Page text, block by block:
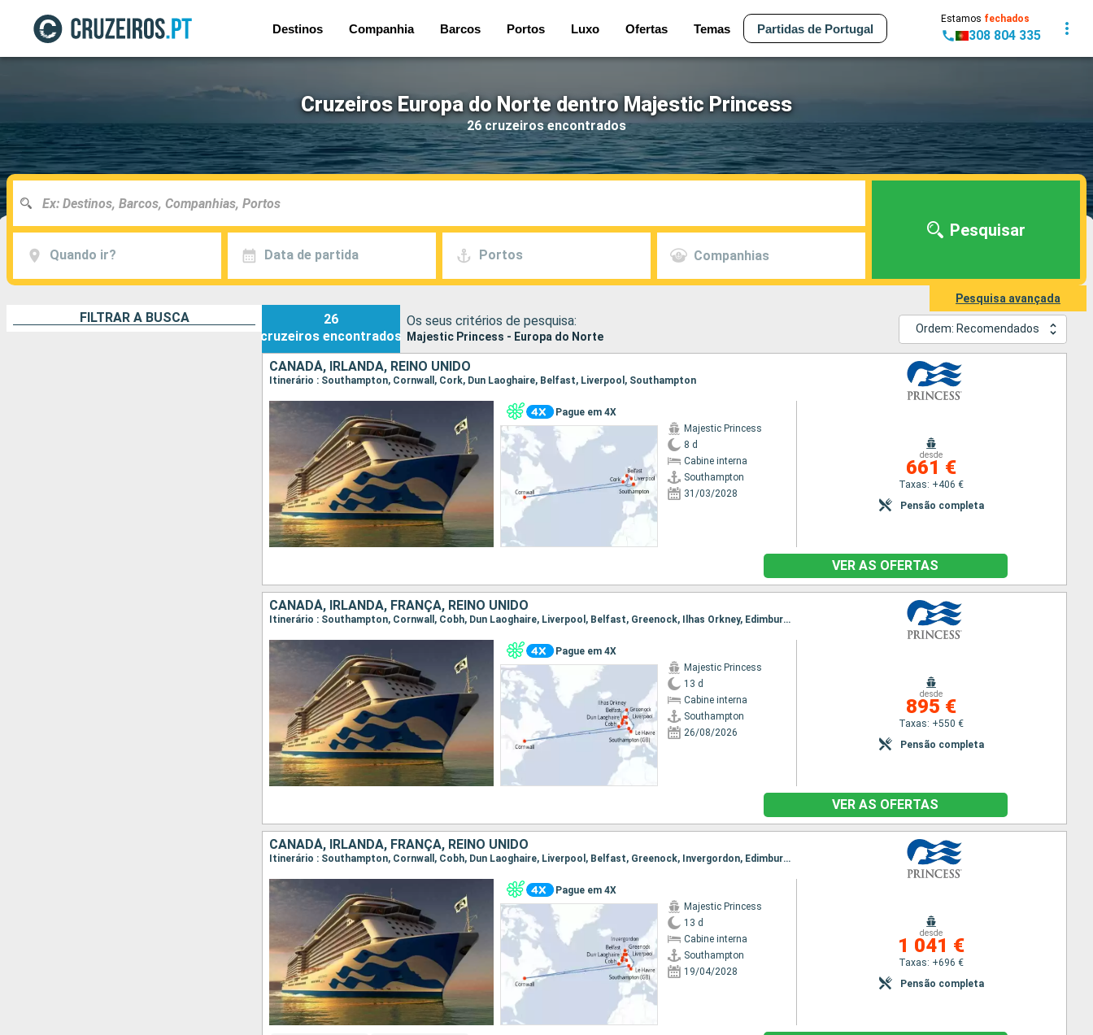
Destinos Companhia Barcos Portos Luxo Ofertas Temas Partidas de Portugal
Estamos fechados
308 804 335
Cruzeiros Europa do Norte dentro Majestic Princess
26 cruzeiros encontrados
Quando ir? Data de partida Portos Companhias
Pesquisar
Pesquisa avançada
FILTRAR A BUSCA
26
cruzeiros encontrados
Os seus critérios de pesquisa:
Majestic Princess - Europa do Norte
Ordem: Recomendados
CANADÁ, IRLANDA, REINO UNIDO
Itinerário : Southampton, Cornwall, Cork, Dun Laoghaire, Belfast, Liverpool, Southampton
Pague em 4X
Majestic Princess
8 d
Cabine interna
Southampton
31/03/2028
desde
661 €
Taxas: +406 €
Pensão completa
VER AS OFERTAS
CANADÁ, IRLANDA, FRANÇA, REINO UNIDO
Itinerário : Southampton, Cornwall, Cobh, Dun Laoghaire, Liverpool, Belfast, Greenock, Ilhas Orkney, Edimburgo, Le Havre, Southampton
Pague em 4X
Majestic Princess
13 d
Cabine interna
Southampton
26/08/2026
desde
895 €
Taxas: +550 €
Pensão completa
VER AS OFERTAS
CANADÁ, IRLANDA, FRANÇA, REINO UNIDO
Itinerário : Southampton, Cornwall, Cobh, Dun Laoghaire, Liverpool, Belfast, Greenock, Invergordon, Edimburgo, Le Havre, Southampton
Pague em 4X
Majestic Princess
13 d
Cabine interna
Southampton
19/04/2028
desde
1 041 €
Taxas: +696 €
Pensão completa